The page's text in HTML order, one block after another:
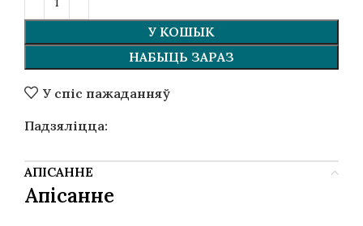
У КОШЫК
НАБЫЦЬ ЗАРАЗ
У спіс пажаданняў
Падзяліцца:
АПІСАННЕ
Апісанне